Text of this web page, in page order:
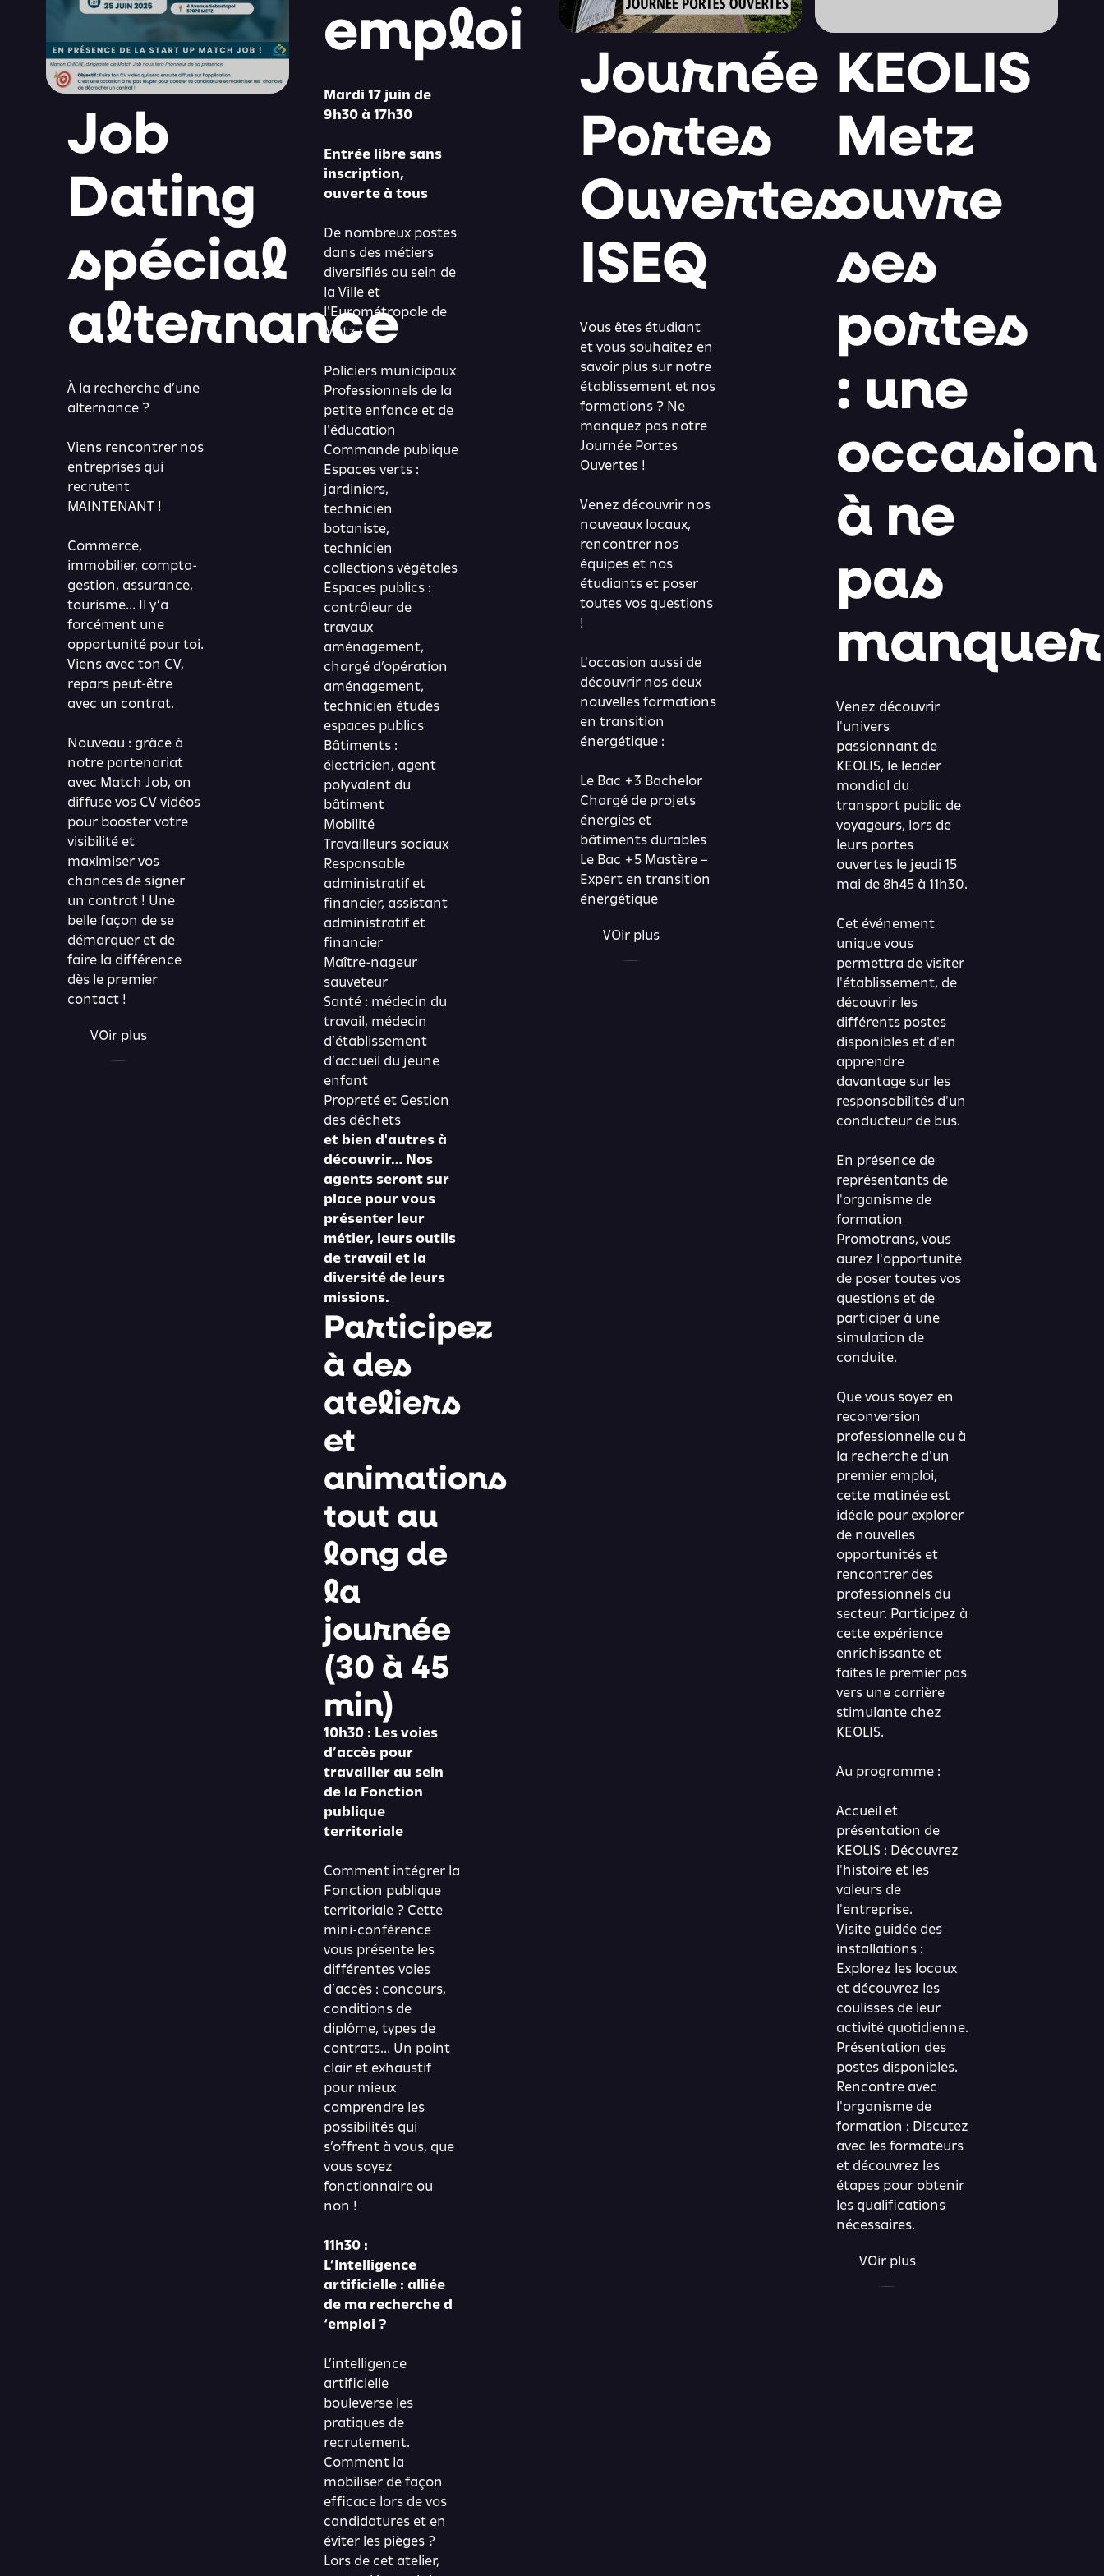
Job
Dating
spécial
alternance
À la recherche d’une
alternance ?
Viens rencontrer nos
entreprises qui
recrutent
MAINTENANT !
Commerce,
immobilier, compta-
gestion, assurance,
tourisme… Il y’a
forcément une
opportunité pour toi.
Viens avec ton CV,
repars peut-être
avec un contrat.
Nouveau : grâce à
notre partenariat
avec Match Job, on
diffuse vos CV vidéos
pour booster votre
visibilité et
maximiser vos
chances de signer
un contrat ! Une
belle façon de se
démarquer et de
faire la différence
dès le premier
contact !
VOir plus
emploi
Mardi 17 juin de
9h30 à 17h30
Entrée libre sans
inscription,
ouverte à tous
De nombreux postes
dans des métiers
diversifiés au sein de
la Ville et
l'Eurométropole de
Metz :
Policiers municipaux
Professionnels de la
petite enfance et de
l'éducation
Commande publique
Espaces verts :
jardiniers,
technicien
botaniste,
technicien
collections végétales
Espaces publics :
contrôleur de
travaux
aménagement,
chargé d’opération
aménagement,
technicien études
espaces publics
Bâtiments :
électricien, agent
polyvalent du
bâtiment
Mobilité
Travailleurs sociaux
Responsable
administratif et
financier, assistant
administratif et
financier
Maître-nageur
sauveteur
Santé : médecin du
travail, médecin
d’établissement
d’accueil du jeune
enfant
Propreté et Gestion
des déchets
et bien d'autres à
découvrir… Nos
agents seront sur
place pour vous
présenter leur
métier, leurs outils
de travail et la
diversité de leurs
missions.
Participez
à des
ateliers
et
animations
tout au
long de
la
journée
(30 à 45
min)
10h30 : Les voies
d’accès pour
travailler au sein
de la Fonction
publique
territoriale
Comment intégrer la
Fonction publique
territoriale ? Cette
mini-conférence
vous présente les
différentes voies
d’accès : concours,
conditions de
diplôme, types de
contrats… Un point
clair et exhaustif
pour mieux
comprendre les
possibilités qui
s’offrent à vous, que
vous soyez
fonctionnaire ou
non !
11h30 :
L’Intelligence
artificielle : alliée
de ma recherche d
‘emploi ?
L’intelligence
artificielle
bouleverse les
pratiques de
recrutement.
Comment la
mobiliser de façon
efficace lors de vos
candidatures et en
éviter les pièges ?
Lors de cet atelier,
Journée
Portes
Ouvertes
ISEQ
Vous êtes étudiant
et vous souhaitez en
savoir plus sur notre
établissement et nos
formations ? Ne
manquez pas notre
Journée Portes
Ouvertes !
Venez découvrir nos
nouveaux locaux,
rencontrer nos
équipes et nos
étudiants et poser
toutes vos questions
!
L'occasion aussi de
découvrir nos deux
nouvelles formations
en transition
énergétique :
Le Bac +3 Bachelor
Chargé de projets
énergies et
bâtiments durables
Le Bac +5 Mastère –
Expert en transition
énergétique
VOir plus
KEOLIS
Metz
ouvre
ses
portes
: une
occasion
à ne
pas
manquer
Venez découvrir
l'univers
passionnant de
KEOLIS, le leader
mondial du
transport public de
voyageurs, lors de
leurs portes
ouvertes le jeudi 15
mai de 8h45 à 11h30.
Cet événement
unique vous
permettra de visiter
l'établissement, de
découvrir les
différents postes
disponibles et d'en
apprendre
davantage sur les
responsabilités d'un
conducteur de bus.
En présence de
représentants de
l'organisme de
formation
Promotrans, vous
aurez l'opportunité
de poser toutes vos
questions et de
participer à une
simulation de
conduite.
Que vous soyez en
reconversion
professionnelle ou à
la recherche d'un
premier emploi,
cette matinée est
idéale pour explorer
de nouvelles
opportunités et
rencontrer des
professionnels du
secteur. Participez à
cette expérience
enrichissante et
faites le premier pas
vers une carrière
stimulante chez
KEOLIS.
Au programme :
Accueil et
présentation de
KEOLIS : Découvrez
l'histoire et les
valeurs de
l'entreprise.
Visite guidée des
installations :
Explorez les locaux
et découvrez les
coulisses de leur
activité quotidienne.
Présentation des
postes disponibles.
Rencontre avec
l'organisme de
formation : Discutez
avec les formateurs
et découvrez les
étapes pour obtenir
les qualifications
nécessaires.
VOir plus